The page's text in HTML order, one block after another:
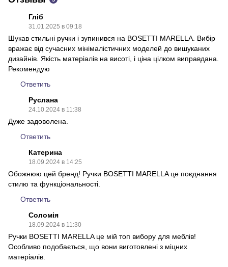
Гліб
31.01.2025 в 09:18
Шукав стильні ручки і зупинився на BOSETTI MARELLA. Вибір
вражає від сучасних мінімалістичних моделей до вишуканих
дизайнів. Якість матеріалів на висоті, і ціна цілком виправдана.
Рекомендую
Ответить
Руслана
24.10.2024 в 11:38
Дуже задоволена.
Ответить
Катерина
18.09.2024 в 14:25
Обожнюю цей бренд! Ручки BOSETTI MARELLA це поєднання
стилю та функціональності.
Ответить
Соломія
18.09.2024 в 11:30
Ручки BOSETTI MARELLA це мій топ вибору для меблів!
Особливо подобається, що вони виготовлені з міцних
матеріалів.